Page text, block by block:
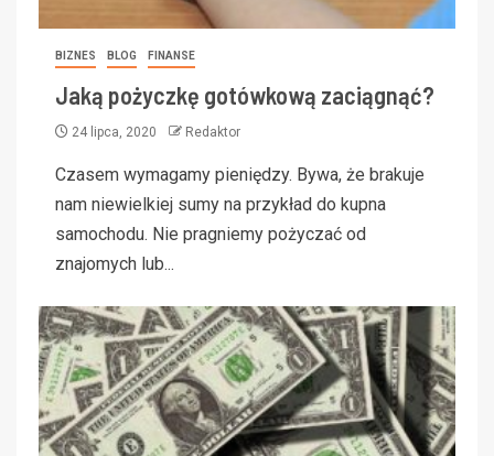
BIZNES BLOG FINANSE
Jaką pożyczkę gotówkową zaciągnąć?
24 lipca, 2020 Redaktor
Czasem wymagamy pieniędzy. Bywa, że brakuje
nam niewielkiej sumy na przykład do kupna
samochodu. Nie pragniemy pożyczać od
znajomych lub...